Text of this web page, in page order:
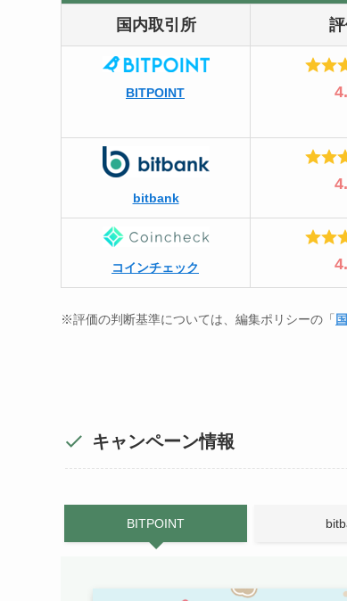
国内取引所
BITPOINT
bitbank
コインチェック
※評価の判断基準については、編集ポリシーの「
キャンペーン情報
BITPOINT